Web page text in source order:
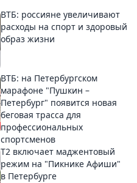
ВТБ: россияне увеличивают
расходы на спорт и здоровый
образ жизни
ВТБ: на Петербургском
марафоне "Пушкин –
Петербург" появится новая
беговая трасса для
профессиональных
спортсменов
Т2 включает маджентовый
режим на "Пикнике Афиши"
в Петербурге